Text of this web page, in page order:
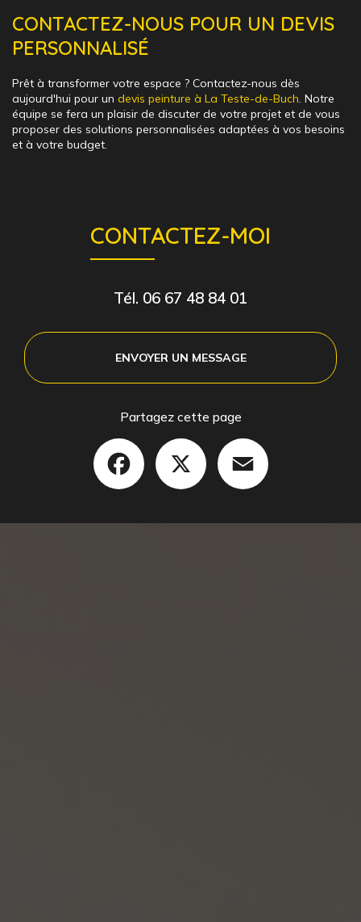
CONTACTEZ-NOUS POUR UN DEVIS
PERSONNALISÉ
Prêt à transformer votre espace ? Contactez-nous dès
aujourd'hui pour un devis peinture à La Teste-de-Buch. Notre
équipe se fera un plaisir de discuter de votre projet et de vous
proposer des solutions personnalisées adaptées à vos besoins
et à votre budget.
CONTACTEZ-MOI
Tél. 06 67 48 84 01
ENVOYER UN MESSAGE
Partagez cette page
Facebook